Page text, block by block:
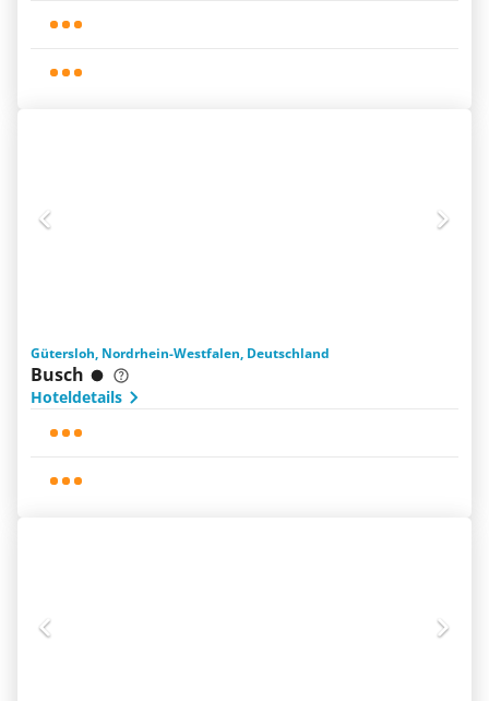
Gütersloh, Nordrhein-Westfalen, Deutschland
Busch
Hoteldetails